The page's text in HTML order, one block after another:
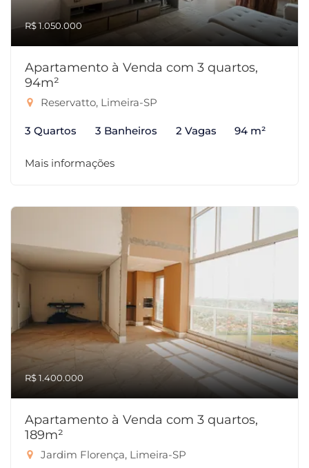
R$ 1.050.000
Apartamento à Venda com 3 quartos,
94m²
Reservatto, Limeira-SP
3 Quartos 3 Banheiros 2 Vagas 94 m²
Mais informações
R$ 1.400.000
Apartamento à Venda com 3 quartos,
189m²
Jardim Florença, Limeira-SP